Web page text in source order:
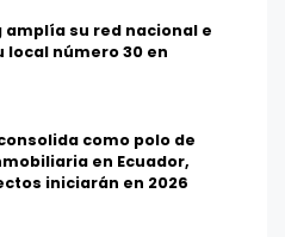
amplía su red nacional e
local número 30 en
como polo de
en Ecuador,
iniciarán en 2026